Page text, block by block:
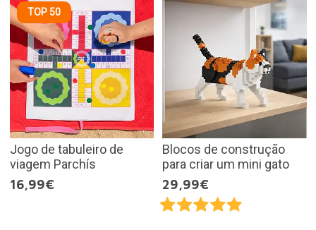
TOP 50
Jogo de tabuleiro de
viagem Parchís
16,99€
Blocos de construção
para criar um mini gato
29,99€